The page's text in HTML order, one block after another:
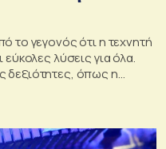
το γεγονός ότι η τεχνητή
λύσεις για όλα.
δεξιότητες, όπως η